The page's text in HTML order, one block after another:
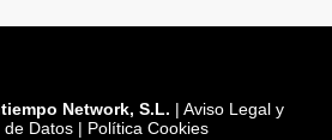
Network, S.L. | Aviso Legal y
de Datos| Política Cookies